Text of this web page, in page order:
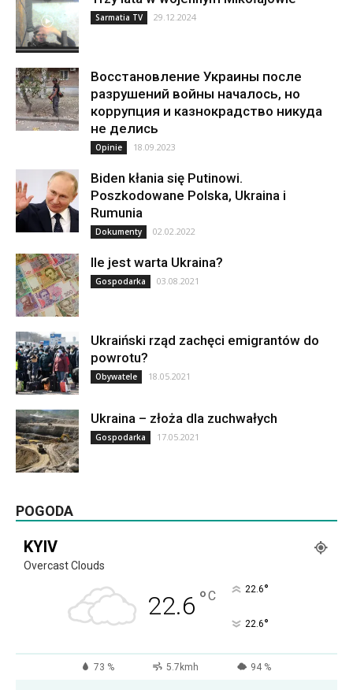
Sarmatia TV 29.12.2024
Восстановление Украины после
разрушений войны началось, но
коррупция и казнокрадство никуда
не делись
Opinie 18.09.2023
Biden kłania się Putinowi.
Poszkodowane Polska, Ukraina i
Rumunia
Dokumenty 02.02.2022
Ile jest warta Ukraina?
Gospodarka 03.08.2021
Ukraiński rząd zachęci emigrantów do
powrotu?
Obywatele 18.05.2021
Ukraina – złoża dla zuchwałych
Gospodarka 17.05.2021
POGODA
KYIV
Overcast Clouds
22.6 °C 22.6°
22.6°
73 % 5.7kmh 94 %